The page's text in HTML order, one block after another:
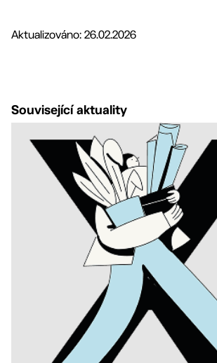
Aktualizováno: 26.02.2026
Související aktuality